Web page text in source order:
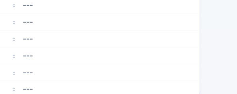
: ---
: ---
: ---
: ---
: ---
: ---